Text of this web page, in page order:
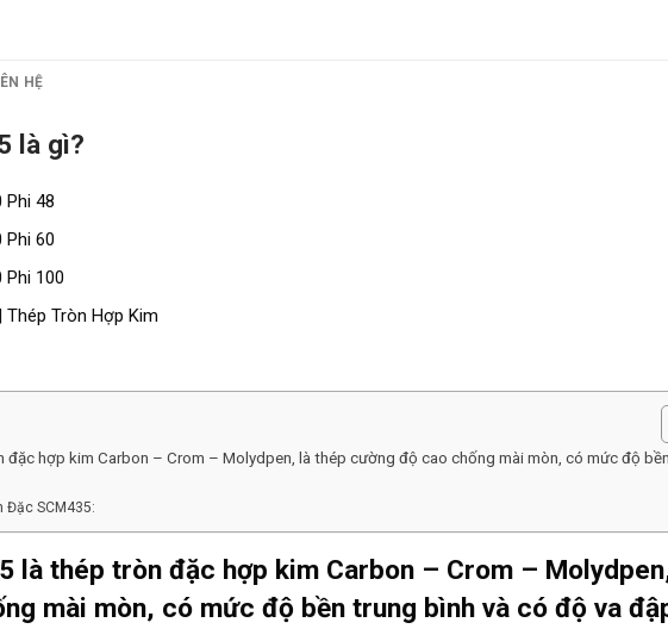
HỆ
là gì?
Phi 48
Phi 60
Phi 100
Tròn Hợp Kim
hợp kim Carbon – Crom – Molydpen, là thép cường độ cao chống mài mòn, có mức độ bền
Đặc SCM435:
là thép tròn đặc hợp kim Carbon – Crom – Molydpen
mài mòn, có mức độ bền trung bình và có độ va